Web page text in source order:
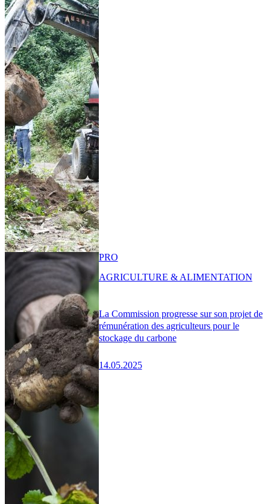
La Commission progresse sur son projet de
rémunération des agriculteurs pour le
stockage du carbone
14.05.2025
PRO
AGRICULTURE & ALIMENTATION